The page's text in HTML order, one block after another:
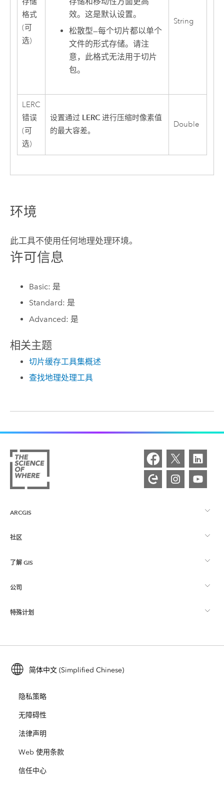
格式
(可
选)
效。这是默认设置。
松散型—每个切片都以单个
文件的形式存储。请注
意，此格式无法用于切片
包。
String
LERC
错误
(可
选)
设置通过 LERC进行压缩时像素值
的最大容差。
Double
环境
此工具不使用任何地理处理环境。
许可信息
Basic: 是
Standard: 是
Advanced: 是
相关主题
切片缓存工具集概述
查找地理处理工具
ARCGIS
ArcGIS 概览
制图
Esri Store
社区
Esri 社区
ArcGIS 博客
用户研究和测试
Esri 年轻专家关系网
了解 GIS
什么是 GIS？
位置智能
培训
ArcUser
ArcNews
ArcWatch
Esri Press
公司
关于 Esri
招贤纳士
开放视野
业务行为准则
特殊计划
ArcGIS for Student Use
保护
教育
简体中文 (Simplified Chinese)
隐私策略
无障碍性
法律声明
Web 使用条款
信任中心